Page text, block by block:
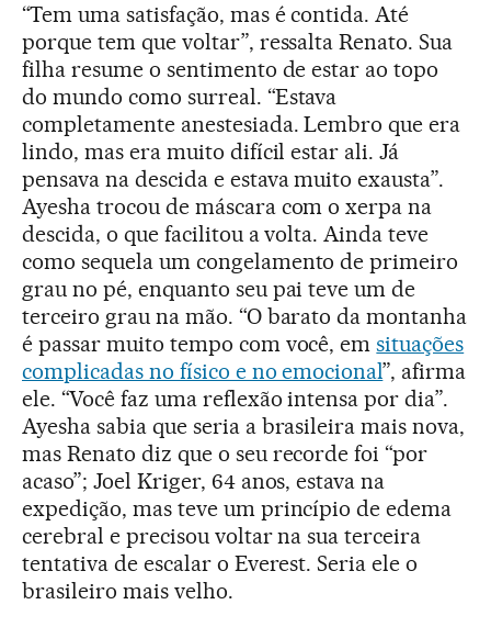
“Tem uma satisfação, mas é contida. Até
porque tem que voltar”, ressalta Renato. Sua
filha resume o sentimento de estar ao topo
do mundo como surreal. “Estava
completamente anestesiada. Lembro que era
lindo, mas era muito difícil estar ali. Já
pensava na descida e estava muito exausta”.
Ayesha trocou de máscara com o xerpa na
descida, o que facilitou a volta. Ainda teve
como sequela um congelamento de primeiro
grau no pé, enquanto seu pai teve um de
terceiro grau na mão. “O barato da montanha
é passar muito tempo com você, emsituações
complicadas no físico e no emocional”, afirma
ele. “Você faz uma reflexão intensa por dia”.
Ayesha sabia que seria a brasileira mais nova,
mas Renato diz que o seu recorde foi “por
acaso”; Joel Kriger, 64 anos, estava na
expedição, mas teve um princípio de edema
cerebral e precisou voltar na sua terceira
tentativa de escalar o Everest. Seria ele o
brasileiro mais velho.